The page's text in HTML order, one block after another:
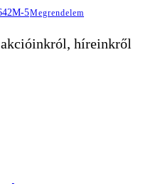
Ft.
5Megrendelem
híreinkről